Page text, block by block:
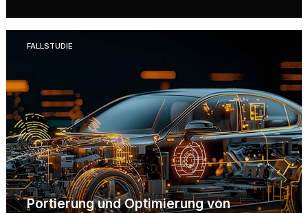
Portierung und Optimierung von
FALLSTUDIE